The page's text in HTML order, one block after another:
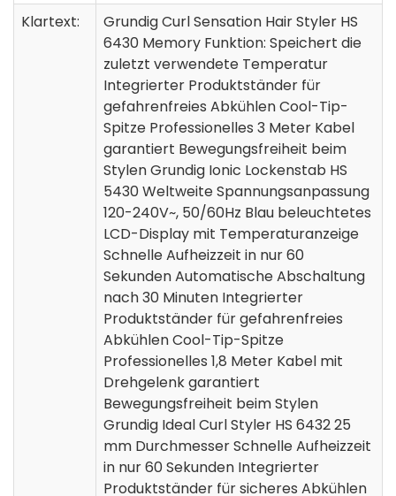
Klartext:
Grundig Curl Sensation Hair Styler HS
6430 Memory Funktion: Speichert die
zuletzt verwendete Temperatur
Integrierter Produktständer für
gefahrenfreies Abkühlen Cool-Tip-
Spitze Professionelles 3 Meter Kabel
garantiert Bewegungsfreiheit beim
Stylen Grundig Ionic Lockenstab HS
5430 Weltweite Spannungsanpassung
120-240V~, 50/60Hz Blau beleuchtetes
LCD-Display mit Temperaturanzeige
Schnelle Aufheizzeit in nur 60
Sekunden Automatische Abschaltung
nach 30 Minuten Integrierter
Produktständer für gefahrenfreies
Abkühlen Cool-Tip-Spitze
Professionelles 1,8 Meter Kabel mit
Drehgelenk garantiert
Bewegungsfreiheit beim Stylen
Grundig Ideal Curl Styler HS 6432 25
mm Durchmesser Schnelle Aufheizzeit
in nur 60 Sekunden Integrierter
Produktständer für sicheres Abkühlen